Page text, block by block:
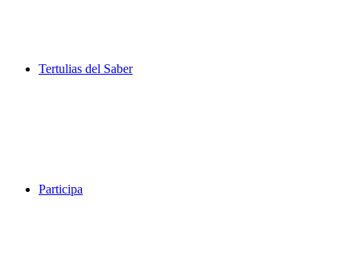
Tertulias del Saber
Participa